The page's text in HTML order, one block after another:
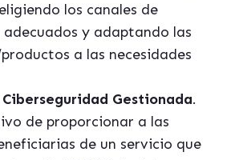
los canales de
y adaptando las
a las necesidades
Gestionada.
de proporcionar a las
de un servicio que